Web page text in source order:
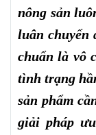
nông sản
luân chuyển
chuẩn là vô
tình trạng
sản phẩm
giải pháp